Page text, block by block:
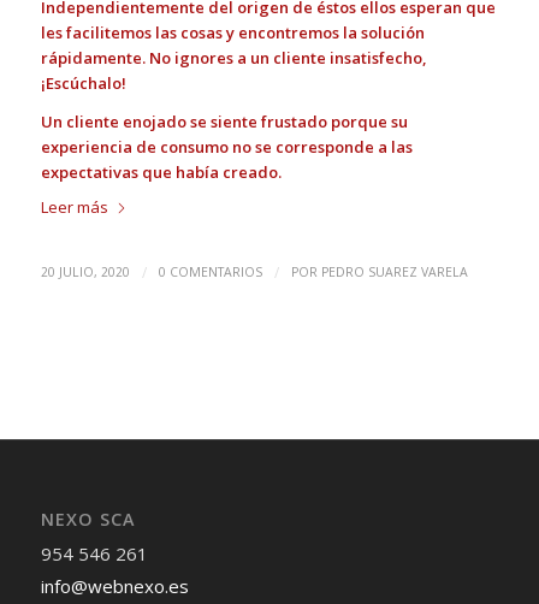
Independientemente del origen de éstos ellos esperan que
les facilitemos las cosas y encontremos la solución
rápidamente. No ignores a un cliente insatisfecho,
¡Escúchalo!
Un cliente enojado se siente frustado porque su
experiencia de consumo no se corresponde a las
expectativas que había creado.
Leer más
20 JULIO, 2020 / 0 COMENTARIOS / POR PEDRO SUAREZ VARELA
NEXO SCA
954 546 261
info@webnexo.es